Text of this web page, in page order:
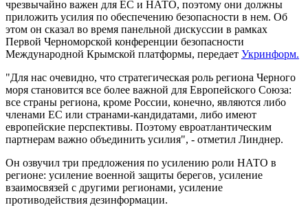
чрезвычайно важен для ЕС и НАТО, поэтому они должны
приложить усилия по обеспечению безопасности в нем. Об
этом он сказал во время панельной дискуссии в рамках
Первой Черноморской конференции безопасности
Международной Крымской платформы, передает Укринформ.
"Для нас очевидно, что стратегическая роль региона Черного
моря становится все более важной для Европейского Союза:
все страны региона, кроме России, конечно, являются либо
членами ЕС или странами-кандидатами, либо имеют
европейские перспективы. Поэтому евроатлантическим
партнерам важно объединить усилия", - отметил Линднер.
Он озвучил три предложения по усилению роли НАТО в
регионе: усиление военной защиты берегов, усиление
взаимосвязей с другими регионами, усиление
противодействия дезинформации.